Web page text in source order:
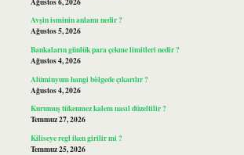
Avşin isminin anlamı nedir ?
Ağustos 5, 2026
Bankaların günlük para çekme limitleri nedir ?
Ağustos 4, 2026
Alüminyum hangi bölgede çıkarılır ?
Ağustos 4, 2026
Kurumuş tükenmez kalem nasıl düzeltilir ?
Temmuz 27, 2026
Kiliseye regl iken girilir mi ?
Temmuz 25, 2026